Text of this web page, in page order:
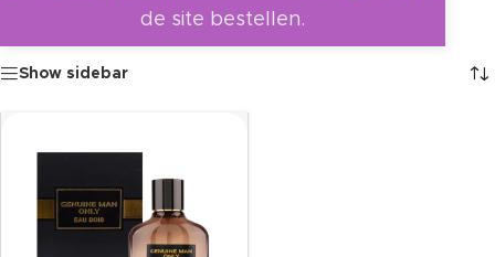
de site bestellen.
Show sidebar